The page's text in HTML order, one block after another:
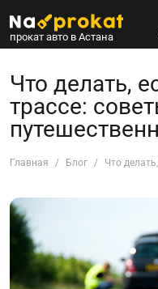
прокат авто в Астана
Что делать,
трассе:
Главная Блог Что